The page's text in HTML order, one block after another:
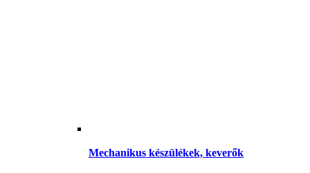
Mechanikus készülékek, keverők